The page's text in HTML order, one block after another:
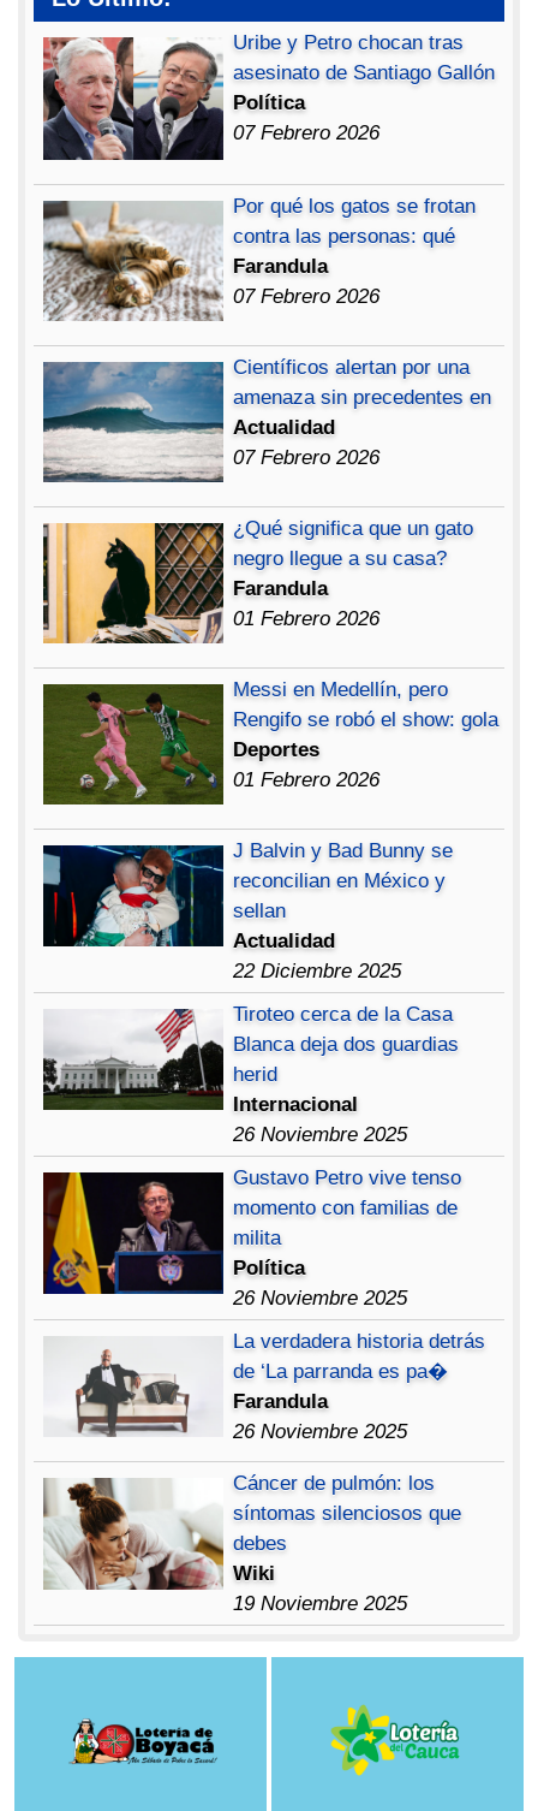
Uribe y Petro chocan tras
asesinato de Santiago Gallón
Política
07 Febrero 2026
Por qué los gatos se frotan
contra las personas: qué
Farandula
07 Febrero 2026
Científicos alertan por una
amenaza sin precedentes en
Actualidad
07 Febrero 2026
¿Qué significa que un gato
negro llegue a su casa?
Farandula
01 Febrero 2026
Messi en Medellín, pero
Rengifo se robó el show: gola
Deportes
01 Febrero 2026
J Balvin y Bad Bunny se
reconcilian en México y
sellan
Actualidad
22 Diciembre 2025
Tiroteo cerca de la Casa
Blanca deja dos guardias
herid
Internacional
26 Noviembre 2025
Gustavo Petro vive tenso
momento con familias de
milita
Política
26 Noviembre 2025
La verdadera historia detrás
de ‘La parranda es pa�
Farandula
26 Noviembre 2025
Cáncer de pulmón: los
síntomas silenciosos que
debes
Wiki
19 Noviembre 2025